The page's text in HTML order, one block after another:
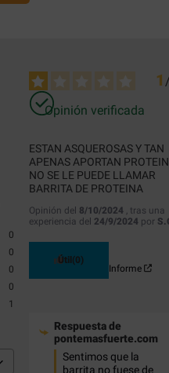
0
0
0
0
1
1
Opinión verificada
ESTAN ASQUEROSAS Y TAN
APENAS APORTAN
NO SE LE PUEDE LLAMAR
BARRITA DE PROTEINA
Opinión del 8/10/2024 , tras una
experiencia del 24/9/2024 por
Útil (0)
Informe
Respuesta de
pontemasfuerte.com
Sentimos que la
barrita no fuese de